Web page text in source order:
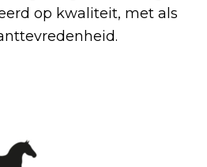
op kwaliteit, met als